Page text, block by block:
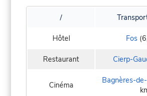
/
Hôtel Fos
Restaurant Cierp-
Cinéma Bagnères-